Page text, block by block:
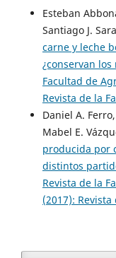
Esteban
Santiago J.
carne y leche
¿conservan
Facultad de
Revista de la
Daniel A.
Mabel E.
producida por
distintos
Revista de la
(2017):